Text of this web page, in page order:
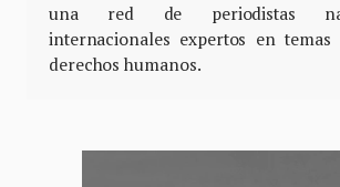
una red de periodistas
internacionales expertos en
derechos humanos.